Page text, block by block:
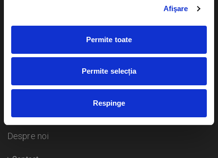
Afişare
Permite toate
Permite selecția
Respinge
Plata online sau cash
Livrare prin curier
Duplicare bilete
Despre noi